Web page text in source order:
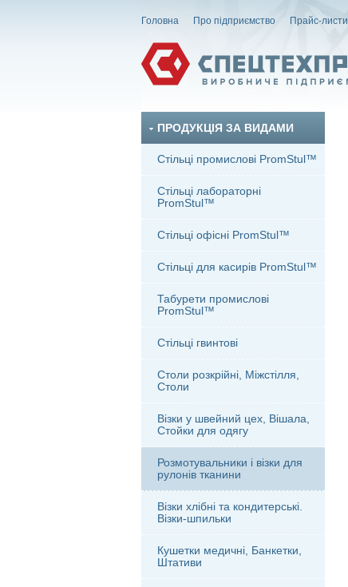
Головна Про підприємство Прайс-листи
ПРОДУКЦІЯ ЗА ВИДАМИ
Стільці промислові PromStul™
Стільці лабораторні
PromStul™
Стільці офісні PromStul™
Стільці для касирів PromStul™
Табурети промислові
PromStul™
Стільці гвинтові
Столи розкрійні, Міжстілля,
Столи
Візки у швейний цех, Вішала,
Стойки для одягу
Розмотувальники і візки для
рулонів тканини
Візки хлібні та кондитерські.
Візки-шпильки
Кушетки медичні, Банкетки,
Штативи